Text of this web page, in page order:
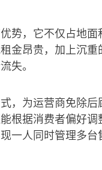
势，它不仅占地
金昂贵，加上沉
失。
，为运营商免除
根据消费者偏好
一人同时管理多